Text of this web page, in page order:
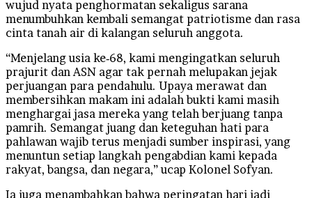
wujud nyata penghormatan sekaligus sarana
menumbuhkan kembali semangat patriotisme dan rasa
cinta tanah air di kalangan seluruh anggota.
“Menjelang usia ke‑68, kami mengingatkan seluruh
prajurit dan ASN agar tak pernah melupakan jejak
perjuangan para pendahulu. Upaya merawat dan
membersihkan makam ini adalah bukti kami masih
menghargai jasa mereka yang telah berjuang tanpa
pamrih. Semangat juang dan keteguhan hati para
pahlawan wajib terus menjadi sumber inspirasi, yang
menuntun setiap langkah pengabdian kami kepada
rakyat, bangsa, dan negara,” ucap Kolonel Sofyan.
Ia juga menambahkan bahwa peringatan hari jadi